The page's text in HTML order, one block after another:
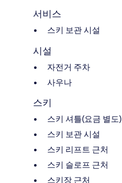
서비스
스키 보관 시설
시설
자전거 주차
사우나
스키
스키 셔틀(요금 별도)
스키 보관 시설
스키 리프트 근처
스키 슬로프 근처
스키장 근처